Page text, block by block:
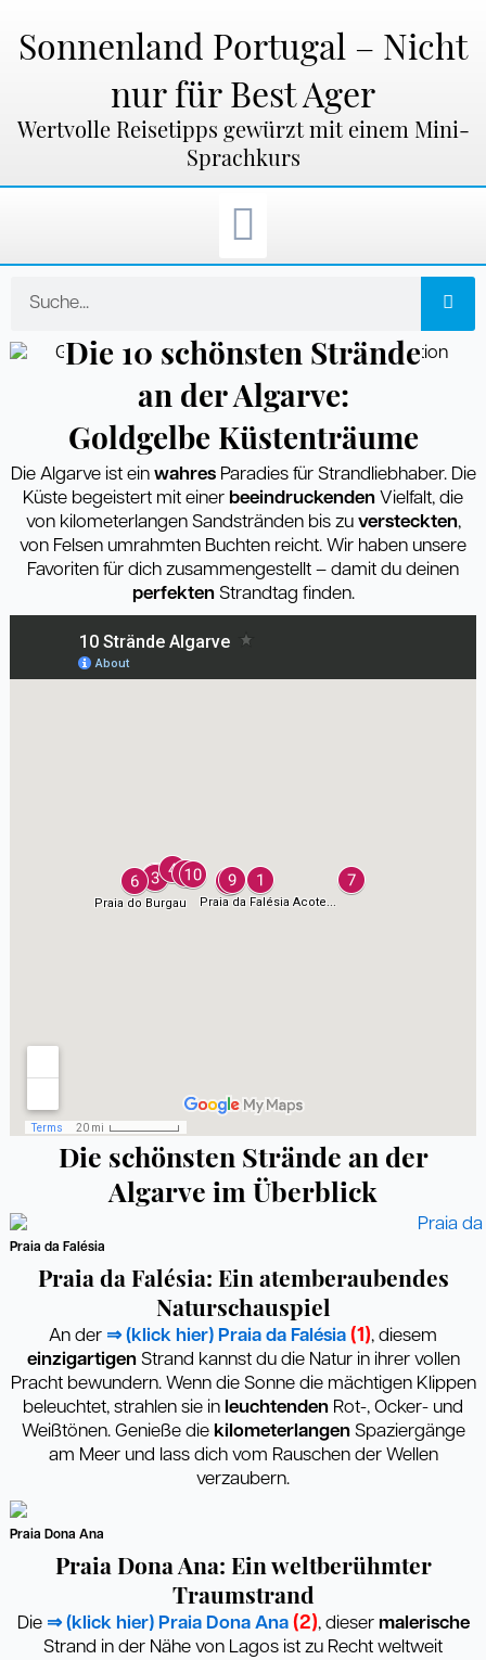
Inhalt
springen
Sonnenland Portugal – Nicht
nur für Best Ager
Wertvolle Reisetipps gewürzt mit einem Mini-
Sprachkurs
Die 10 schönsten Strände
an der Algarve:
Goldgelbe Küstenträume
Die Algarve ist ein wahresParadies für Strandliebhaber. Die
Küste begeistert mit einer beeindruckenden Vielfalt, die
von kilometerlangen Sandstränden bis zu versteckten,
von Felsen umrahmten Buchten reicht. Wir haben unsere
Favoriten für dich zusammengestellt – damit du deinen
perfektenStrandtag finden.
Die schönsten Strände an der
Algarve im Überblick
Praia da Falésia
Praia da Falésia: Ein atemberaubendes
Naturschauspiel
An der ⇒ (klick hier) Praia da Falésia (1), diesem
einzigartigenStrand kannst du die Natur in ihrer vollen
Pracht bewundern. Wenn die Sonne die mächtigen Klippen
beleuchtet, strahlen sie in leuchtenden Rot-, Ocker- und
Weißtönen. Genieße die kilometerlangenSpaziergänge
am Meer und lass dich vom Rauschen der Wellen
verzaubern.
Praia Dona Ana
Praia Dona Ana: Ein weltberühmter
Traumstrand
Die ⇒ (klick hier) Praia Dona Ana (2), dieser malerische
Strand in der Nähe von Lagos ist zu Recht weltweit